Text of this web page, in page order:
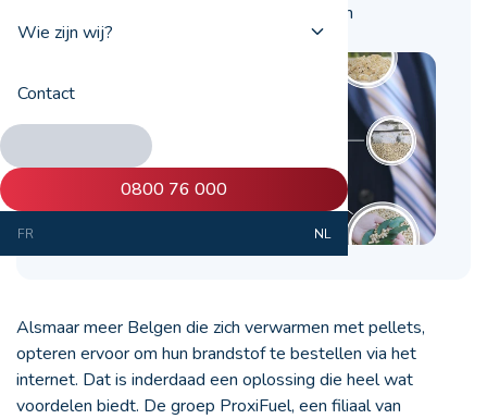
Wie zijn wij?
Contact
0800 76 000
FR NL
de verdeling van pellets dat afhangt van
TotalEnergies.
Alsmaar meer Belgen die zich verwarmen met pellets,
opteren ervoor om hun brandstof te bestellen via het
internet. Dat is inderdaad een oplossing die heel wat
voordelen biedt. De groep ProxiFuel, een filiaal van